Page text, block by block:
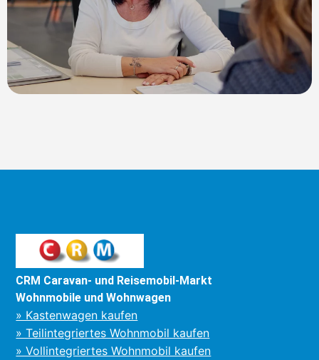
CRM Caravan- und Reisemobil-Markt
Wohnmobile und Wohnwagen
» Kastenwagen kaufen
» Teilintegriertes Wohnmobil kaufen
» Vollintegriertes Wohnmobil kaufen